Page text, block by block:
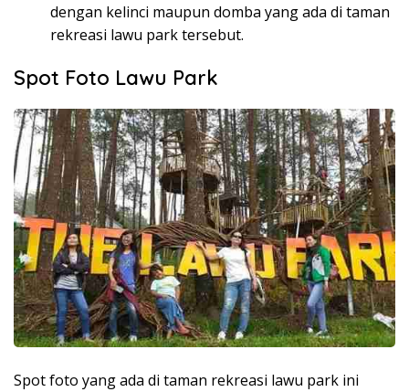
dengan kelinci maupun domba yang ada di taman
rekreasi lawu park tersebut.
Spot Foto Lawu Park
Spot foto yang ada di taman rekreasi lawu park ini